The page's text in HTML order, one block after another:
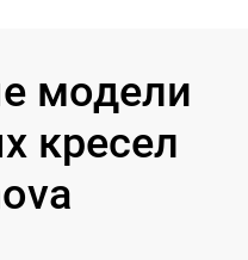
модели
кресел